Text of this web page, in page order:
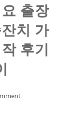
출장
치 가
후기